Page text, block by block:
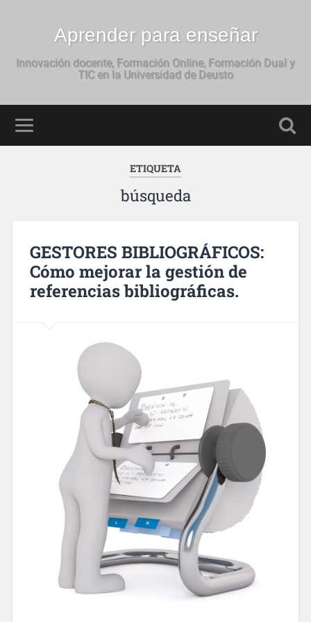
Aprender para enseñar
Innovación docente, Formación Online, Formación Dual y
TIC en la Universidad de Deusto
ETIQUETA
búsqueda
GESTORES BIBLIOGRÁFICOS:
Cómo mejorar la gestión de
referencias bibliográficas.